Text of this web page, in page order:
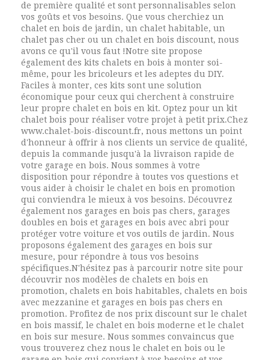
de première qualité et sont personnalisables selon
vos goûts et vos besoins. Que vous cherchiez un
chalet en bois de jardin, un chalet habitable, un
chalet pas cher ou un chalet en bois discount, nous
avons ce qu'il vous faut !Notre site propose
également des kits chalets en bois à monter soi-
même, pour les bricoleurs et les adeptes du DIY.
Faciles à monter, ces kits sont une solution
économique pour ceux qui cherchent à construire
leur propre chalet en bois en kit. Optez pour un kit
chalet bois pour réaliser votre projet à petit prix.Chez
www.chalet-bois-discount.fr, nous mettons un point
d'honneur à offrir à nos clients un service de qualité,
depuis la commande jusqu'à la livraison rapide de
votre garage en bois. Nous sommes à votre
disposition pour répondre à toutes vos questions et
vous aider à choisir le chalet en bois en promotion
qui conviendra le mieux à vos besoins. Découvrez
également nos garages en bois pas chers, garages
doubles en bois et garages en bois avec abri pour
protéger votre voiture et vos outils de jardin. Nous
proposons également des garages en bois sur
mesure, pour répondre à tous vos besoins
spécifiques.N'hésitez pas à parcourir notre site pour
découvrir nos modèles de chalets en bois en
promotion, chalets en bois habitables, chalets en bois
avec mezzanine et garages en bois pas chers en
promotion. Profitez de nos prix discount sur le chalet
en bois massif, le chalet en bois moderne et le chalet
en bois sur mesure. Nous sommes convaincus que
vous trouverez chez nous le chalet en bois ou le